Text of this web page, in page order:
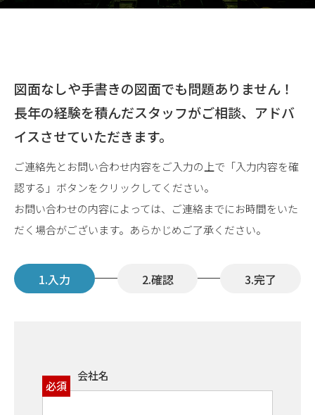
図面なしや手書きの図面でも問題ありません！
長年の経験を積んだスタッフがご相談、アドバ
イスさせていただきます。
ご連絡先とお問い合わせ内容をご入力の上で「入力内容を確
認する」ボタンをクリックしてください。
お問い合わせの内容によっては、ご連絡までにお時間をいた
だく場合がございます。あらかじめご了承ください。
入力 確認 完了
会社名
必須